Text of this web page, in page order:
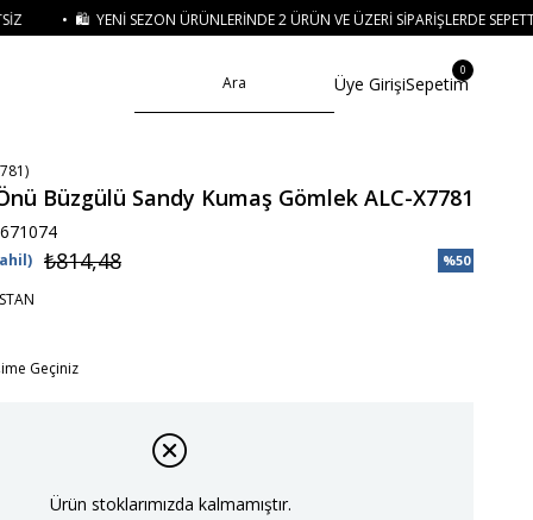
ÜRÜNLERINDE 2 ÜRÜN VE ÜZERI SIPARIŞLERDE SEPETTE%15 İNDIRIM
Üye GirişiSepetim
0
Büzgülü Sandy Kumaş Gömlek ALC-X7781
%50
₺814,48
Geçiniz
Ürün stoklarımızda kalmamıştır.